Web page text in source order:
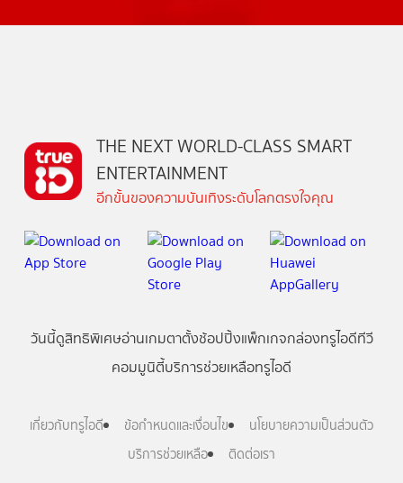
THE NEXT WORLD-CLASS SMART
ENTERTAINMENT
อีกขั้นของความบันเทิงระดับโลกตรงใจคุณ
วันนี้ดูสิทธิพิเศษอ่านเกมตาตั้งช้อปปิ้งแพ็กเกจกล่องทรูไอดีทีวี
คอมมูนิตี้บริการช่วยเหลือทรูไอดี
เกี่ยวกับทรูไอดี ข้อกำหนดและเงื่อนไข
นโยบายความเป็นส่วนตัว
บริการช่วยเหลือ
ติดต่อเรา